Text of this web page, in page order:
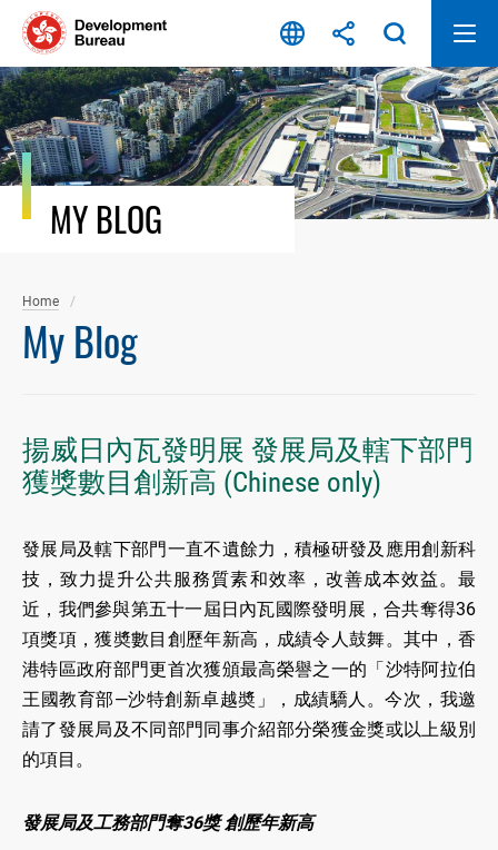
Skip
content
MY BLOG
Home
My Blog
揚威日內瓦發明展 發展局及轄下部門
獲獎數目創新高 (Chinese only)
發展局及轄下部門一直不遺餘力，積極研發及應用創新科
技，致力提升公共服務質素和效率，改善成本效益。最
近，我們參與第五十一屆日內瓦國際發明展，合共奪得36
項獎項，獲奬數目創歷年新高，成績令人鼓舞。其中，香
港特區政府部門更首次獲頒最高榮譽之一的「沙特阿拉伯
王國教育部—沙特創新卓越奬」，成績驕人。今次，我邀
請了發展局及不同部門同事介紹部分榮獲金獎或以上級別
的項目。
發展局及工務部門奪36獎 創歷年新高